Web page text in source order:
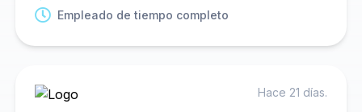
Empleado de tiempo completo
Hace 21 días.